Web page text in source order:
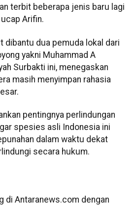
terbit beberapa jenis baru lagi
Arifin.
dibantu dua pemuda lokal dari
yakni Muhammad A
Surbakti ini, menegaskan
masih menyimpan rahasia
pentingnya perlindungan
spesies asli Indonesia ini
dalam waktu dekat
secara hukum.
di Antaranews.com dengan